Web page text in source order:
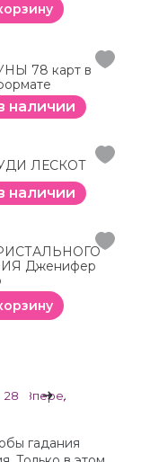
78 карт в
наличии
ЛЕСКОТ
наличии
Дженифер
28 Вперед
гадания